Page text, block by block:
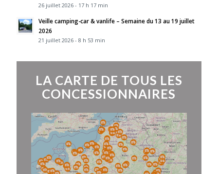
26 juillet 2026 - 17 h 17 min
Veille camping-car & vanlife – Semaine du 13 au 19 juillet
2026
21 juillet 2026 - 8 h 53 min
LA CARTE DE TOUS LES
CONCESSIONNAIRES